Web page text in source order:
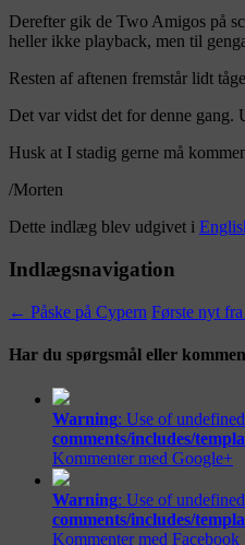
Derefter gik de Two Amigos på
heller ikke playback, men til
Resten af aftenen fremstår lidt
Det var vidst det for denne gang.
Husk at I stadig gerne må
/Morten
Dette indlæg blev udgivet i
Indlægsnavigation
← Påske på Cypern Første nyt
Har du spørgsmål eller
Warning: Use of
comments/includes/
Kommenter med Google+
Warning: Use of
comments/includes/
Kommenter med Facebook